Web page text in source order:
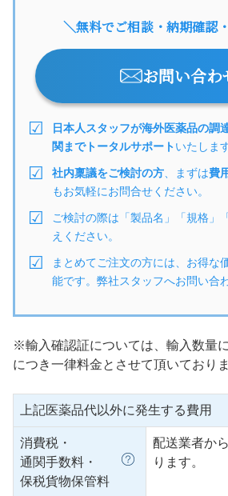
＼無料でご相談・納期確認
お問い合わ
日本人スタッフが海外医薬品の調
関までトータルサポートいたしま
社内稟議をご検討の方 、まずは費
もお気軽にお問合せください。
ご検討の際は「製品名」「規格」
えください。
まとめてご注文の方には、お得な
能です。弊社スタッフへお問い合
※輸入確認証については、輸入数量
につき一律料金とさせて頂いておりま
上記医薬品代以外に発生する費用
消費税・
通関手数料・
保税貨物保管料
配送業者か
ります。